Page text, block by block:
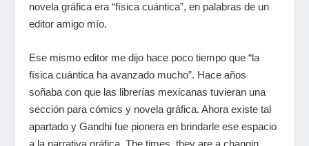
novela gráfica era “física cuántica”, en palabras de un
editor amigo mío.
Ese mismo editor me dijo hace poco tiempo que “la
física cuántica ha avanzado mucho”. Hace años
soñaba con que las librerías mexicanas tuvieran una
sección para cómics y novela gráfica. Ahora existe tal
apartado y Gandhi fue pionera en brindarle ese espacio
a la narrativa gráfica. The times, they are a changin,